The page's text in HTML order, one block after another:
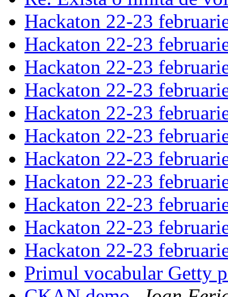
Hackaton 22-23
Hackaton 22-23
Hackaton 22-23
Hackaton 22-23
Hackaton 22-23
Hackaton 22-23
Hackaton 22-23
Hackaton 22-23
Hackaton 22-23
Hackaton 22-23
Hackaton 22-23
Primul vocabular Getty